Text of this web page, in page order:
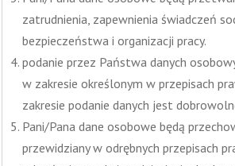
zatrudnienia, zapewnienia świadczeń
bezpieczeństwa i organizacji pracy.
podanie przez Państwa danych
w zakresie określonym w przepisach
zakresie podanie danych jest
Pani/Pana dane osobowe będą
przewidziany w odrębnych przepisach